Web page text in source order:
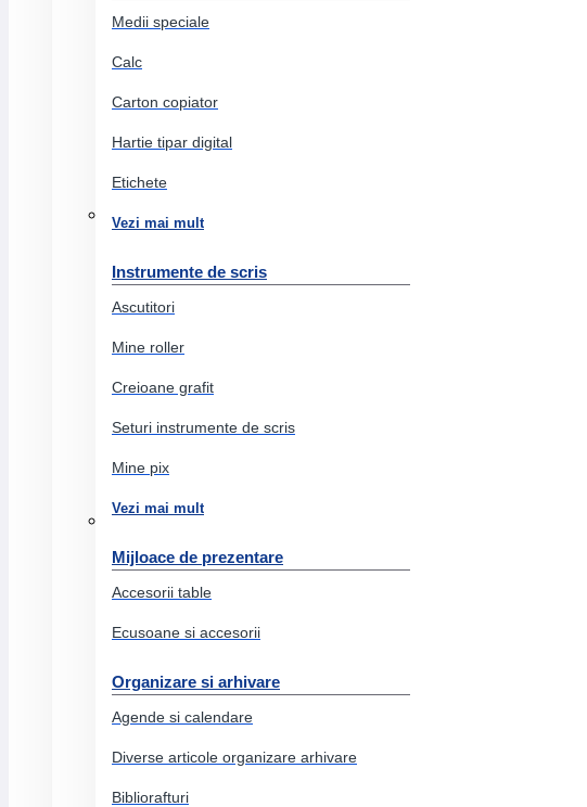
Medii speciale
Calc
Carton copiator
Hartie tipar digital
Etichete
Vezi mai mult
Instrumente de scris
Ascutitori
Mine roller
Creioane grafit
Seturi instrumente de scris
Mine pix
Vezi mai mult
Mijloace de prezentare
Accesorii table
Ecusoane si accesorii
Organizare si arhivare
Agende si calendare
Diverse articole organizare arhivare
Bibliorafturi
Creioane colorate permanente
Produse grafit si carbune
Eco pigment
Ambalare si marcare
Benzi non adezive
Elastice
Articole birou
Corectoare
Buretiere
Perforatoare